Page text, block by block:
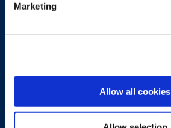
Marketing
Allow all cookies
SYSTEM SOLUTIONS
CCU-S